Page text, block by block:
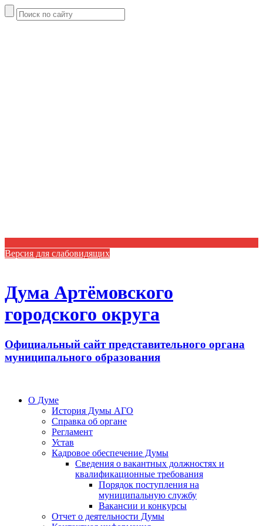
Версия для слабовидящих
Дума Артёмовского
городского округа
Официальный сайт представительного органа
муниципального образования
О Думе
История Думы АГО
Справка об органе
Регламент
Устав
Кадровое обеспечение Думы
Сведения о вакантных должностях и
квалификационные требования
Порядок поступления на
муниципальную службу
Вакансии и конкурсы
Отчет о деятельности Думы